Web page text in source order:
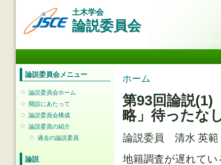
土木学会
論説委員会
論説委員会メニュー
論説委員会ホーム
開設にあたって
論説委員会構成
論説委員の紹介
過去の論説委員
論説
現在地
ホーム
第93回論説(1)
略」待ったな
論説委員 清水 英
地籍調査が遅れて